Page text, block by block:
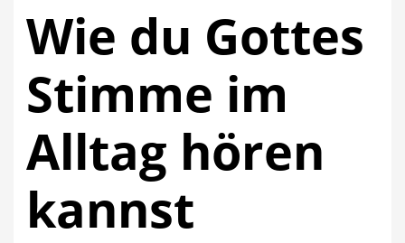
Wie du Gottes
Stimme im
Alltag hören
kannst